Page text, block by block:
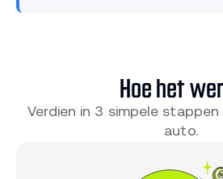
Hoe het
Verdien in 3 simpele
auto.